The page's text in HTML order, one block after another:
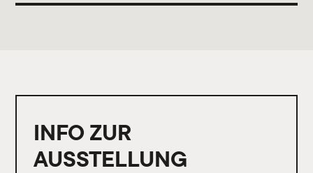
INFO ZUR
AUSSTELLUNG